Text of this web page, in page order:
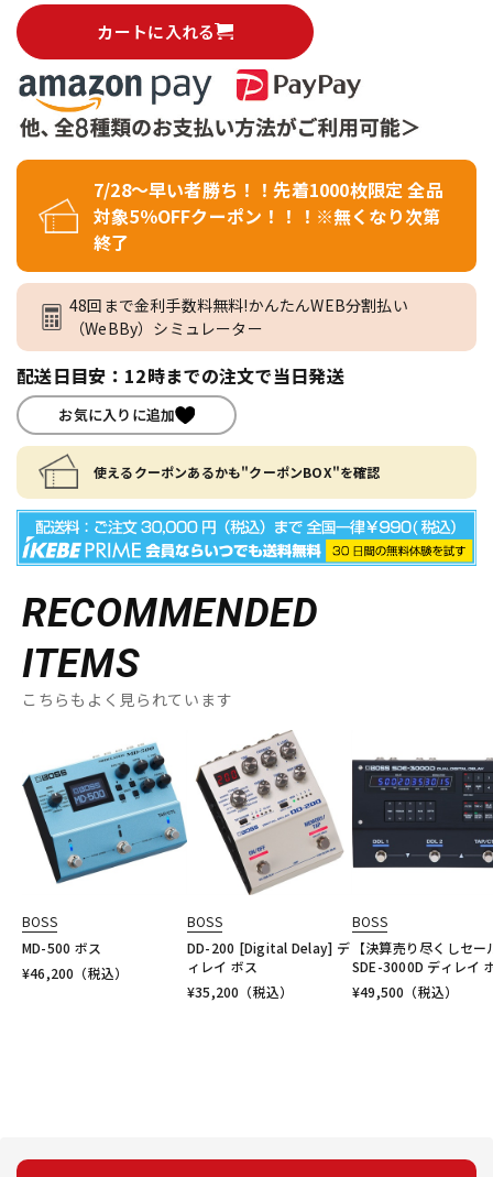
カートに入れる
7/28～早い者勝ち！！先着1000枚限定 全品
対象5％OFFクーポン！！！※無くなり次第
終了
48回まで金利手数料無料!かんたんWEB分割払い
（WeBBy）シミュレーター
配送日目安：12時までの注文で当日発送
お気に入りに追加
使えるクーポンあるかも"クーポンBOX"を確認
RECOMMENDED
ITEMS
こちらもよく見られています
BOSS
MD-500 ボス
¥46,200 （税込）
BOSS
DD-200 [Digital Delay] デ
ィレイ ボス
¥35,200 （税込）
BOSS
【決算売り尽くしセー
SDE-3000D ディレイ
¥49,500 （税込）